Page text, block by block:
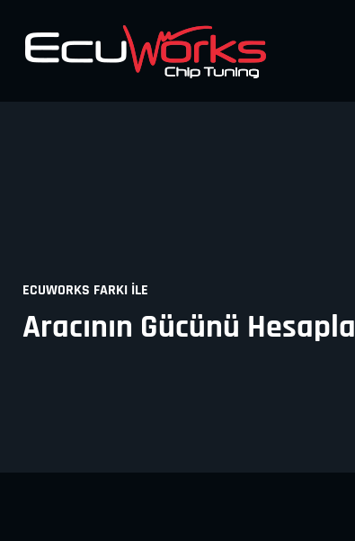
ECUWORKS FARKI İLE
Aracının Gücünü Hesapla